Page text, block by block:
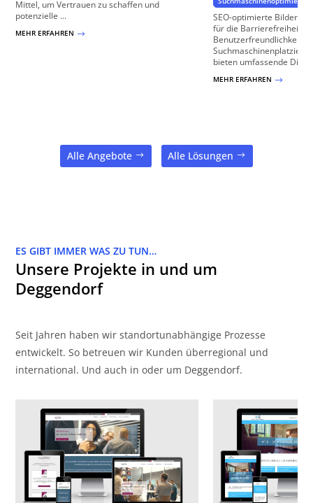
Mittel, um Vertrauen zu schaffen und
potenzielle ...
MEHR ERFAHREN $
SEO-optimierte Bilder
für die Barrierefreiheit,
Benutzerfreundlichkeit
bieten umfassende
MEHR ERFAHREN $
Alle Angebote Alle Lösungen
ES GIBT IMMER WAS ZU TUN…
Unsere Projekte in und um
Deggendorf
Seit Jahren haben wir standortunabhängige Prozesse
entwickelt. So betreuen wir Kunden überregional und
international. Und auch in oder um Deggendorf.